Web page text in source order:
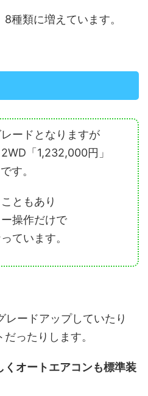
種類に増えています。
ードとなりますが
「1,232,000円」
す。
ともあり
操作だけで
ています。
レードアップしていたり
ったりします。
くオートエアコンも標準装